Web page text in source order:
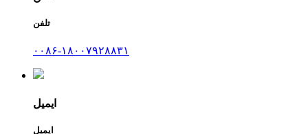
تلفن
۰۰۸۶-۱۸۰۰۷۹۲۸۸۳۱
ایمیل
ایمیل